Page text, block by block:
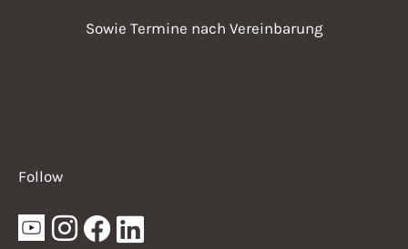
Sowie Termine nach Vereinbarung
Follow